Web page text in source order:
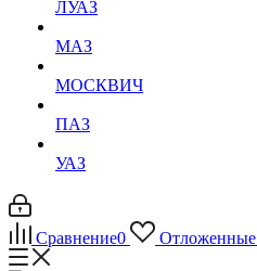
ЛУАЗ
МАЗ
МОСКВИЧ
ПАЗ
УАЗ
Сравнение0 Отложенные